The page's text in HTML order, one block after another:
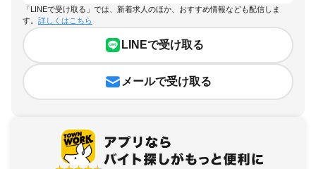
「LINEで受け取る」では、新着求人のほか、おすすめ情報なども配信しま
す。 詳しくはこちら
LINEで受け取る
メールで受け取る